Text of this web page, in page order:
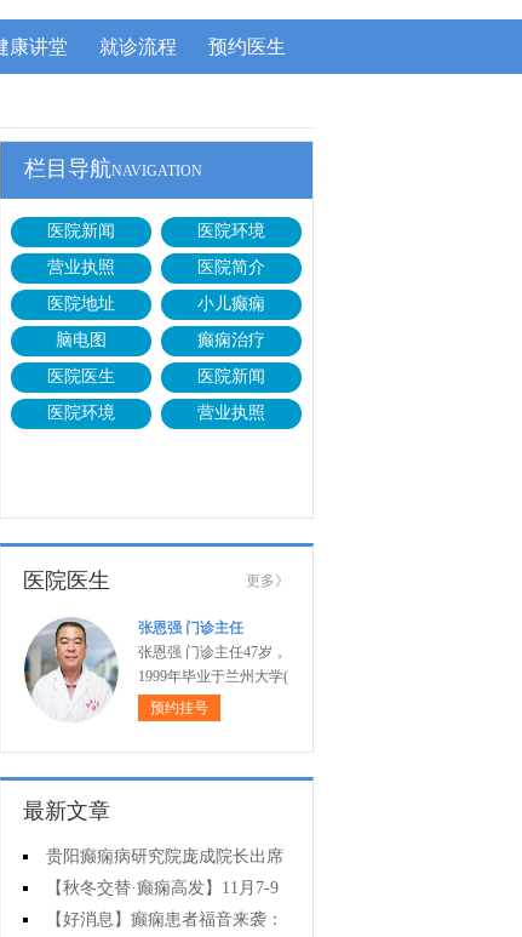
康讲堂 就诊流程 预约医生
栏目导航NAVIGATION
医院新闻
医院环境
营业执照
医院简介
医院地址
小儿癫痫
脑电图
癫痫治疗
医院医生
医院新闻
医院环境
营业执照
医院医生 更多》
张恩强 门诊主任
张恩强 门诊主任47岁，
1999年毕业于兰州大学(
预约挂号
最新文章
贵阳癫痫病研究院庞成院长出席
第十一届CAAE国际癫痫论坛暨协会
成立20周年庆典
【秋冬交替·癫痫高发】11月7-9
日，超难约的北京三甲名医，携手
【好消息】癫痫患者福音来袭：